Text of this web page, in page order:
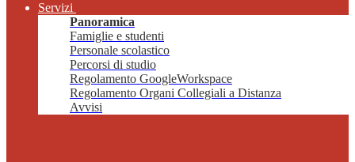
Servizi
Panoramica
Famiglie e studenti
Personale scolastico
Percorsi di studio
Regolamento GoogleWorkspace
Regolamento Organi Collegiali a Distanza
Avvisi